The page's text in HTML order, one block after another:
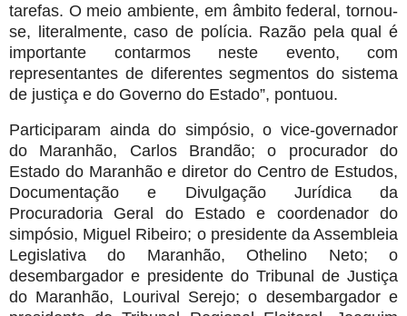
tarefas. O meio ambiente, em âmbito federal, tornou-
se, literalmente, caso de polícia. Razão pela qual é
importante contarmos neste evento, com
representantes de diferentes segmentos do sistema
de justiça e do Governo do Estado”, pontuou.
Participaram ainda do simpósio, o vice-governador
do Maranhão, Carlos Brandão; o procurador do
Estado do Maranhão e diretor do Centro de Estudos,
Documentação e Divulgação Jurídica da
Procuradoria Geral do Estado e coordenador do
simpósio, Miguel Ribeiro; o presidente da Assembleia
Legislativa do Maranhão, Othelino Neto; o
desembargador e presidente do Tribunal de Justiça
do Maranhão, Lourival Serejo; o desembargador e